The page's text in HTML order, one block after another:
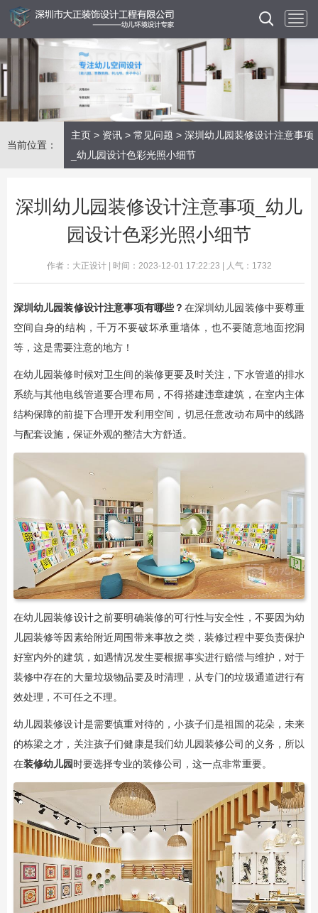
当前位置：
主页 > 资讯 > 常见问题 > 深圳幼儿园装修设计注意事项
_幼儿园设计色彩光照小细节
深圳幼儿园装修设计注意事项_幼儿
园设计色彩光照小细节
作者：大正设计 | 时间：2023-12-01 17:22:23 | 人气：1732
深圳幼儿园装修设计注意事项有哪些？ 在深圳幼儿园装修中要尊重
空间自身的结构，千万不要破坏承重墙体，也不要随意地面挖洞
等，这是需要注意的地方！
在幼儿园装修时候对卫生间的装修更要及时关注，下水管道的排水
系统与其他电线管道要合理布局，不得搭建违章建筑，在室内主体
结构保障的前提下合理开发利用空间，切忌任意改动布局中的线路
与配套设施，保证外观的整洁大方舒适。
在幼儿园装修设计之前要明确装修的可行性与安全性，不要因为幼
儿园装修等因素给附近周围带来事故之类，装修过程中要负责保护
好室内外的建筑，如遇情况发生要根据事实进行赔偿与维护，对于
装修中存在的大量垃圾物品要及时清理，从专门的垃圾通道进行有
效处理，不可任之不理。
幼儿园装修设计是需要慎重对待的，小孩子们是祖国的花朵，未来
的栋梁之才，关注孩子们健康是我们幼儿园装修公司的义务，所以
在装修幼儿园时要选择专业的装修公司，这一点非常重要。